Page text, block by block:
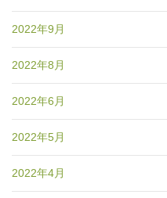
2022年9月
2022年8月
2022年6月
2022年5月
2022年4月